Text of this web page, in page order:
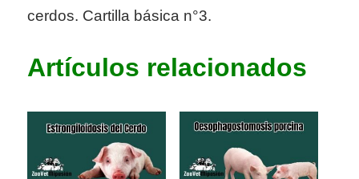
cerdos. Cartilla básica n°3.
Artículos relacionados